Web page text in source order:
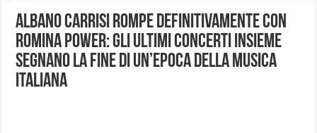
Albano Carrisi rompe definitivamente con
Romina Power: gli ultimi concerti insieme
segnano la fine di un’epoca della musica
italiana